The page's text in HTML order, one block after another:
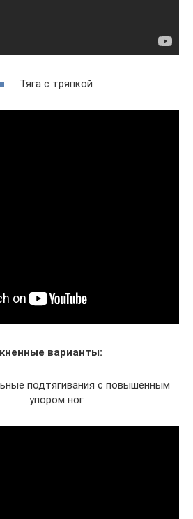
Тяга с тряпкой
варианты:
подтягивания с повышенным
упором ног